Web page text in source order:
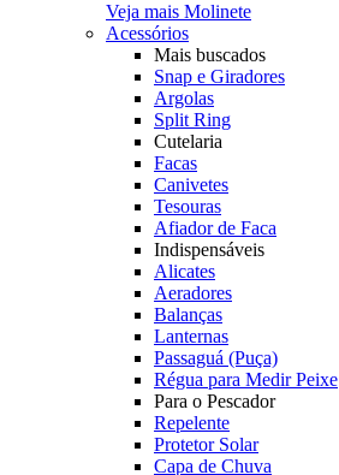
Veja mais Molinete
Acessórios
Mais buscados
Snap e Giradores
Argolas
Split Ring
Cutelaria
Facas
Canivetes
Tesouras
Afiador de Faca
Indispensáveis
Alicates
Aeradores
Balanças
Lanternas
Passaguá (Puça)
Régua para Medir Peixe
Para o Pescador
Repelente
Protetor Solar
Capa de Chuva